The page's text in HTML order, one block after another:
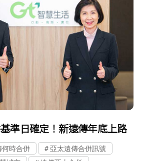
準日確定！新遠傳年底上路
何時合併
亞太遠傳合併訊號